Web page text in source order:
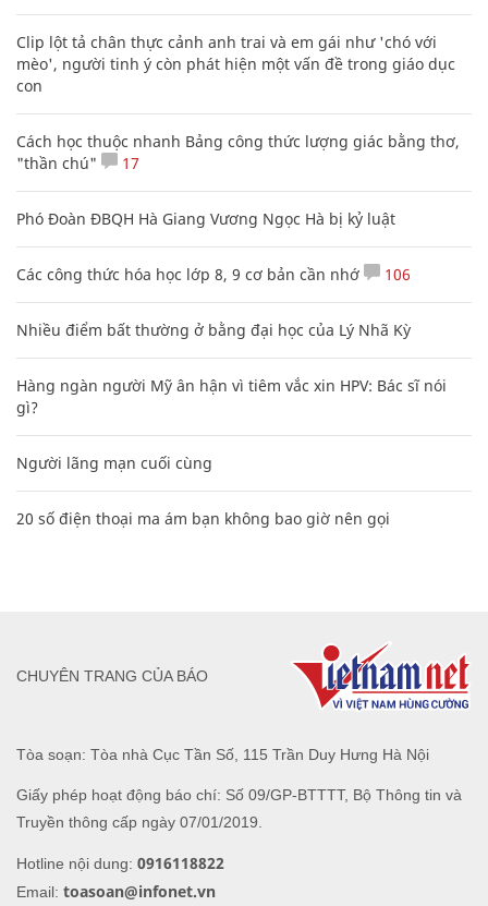
Clip lột tả chân thực cảnh anh trai và em gái như 'chó với
mèo', người tinh ý còn phát hiện một vấn đề trong giáo dục
con
Cách học thuộc nhanh Bảng công thức lượng giác bằng thơ,
"thần chú"
17
Phó Đoàn ĐBQH Hà Giang Vương Ngọc Hà bị kỷ luật
Các công thức hóa học lớp 8, 9 cơ bản cần nhớ 106
Nhiều điểm bất thường ở bằng đại học của Lý Nhã Kỳ
Hàng ngàn người Mỹ ân hận vì tiêm vắc xin HPV: Bác sĩ nói
gì?
Người lãng mạn cuối cùng
20 số điện thoại ma ám bạn không bao giờ nên gọi
Tòa soạn: Tòa nhà Cục Tần Số, 115 Trần Duy Hưng Hà Nội
Giấy phép hoạt động báo chí: Số 09/GP-BTTTT, Bộ Thông tin và
Truyền thông cấp ngày 07/01/2019.
Hotline nội dung: 0916118822
Email: toasoan@infonet.vn
CHUYÊN TRANG CỦA BÁO